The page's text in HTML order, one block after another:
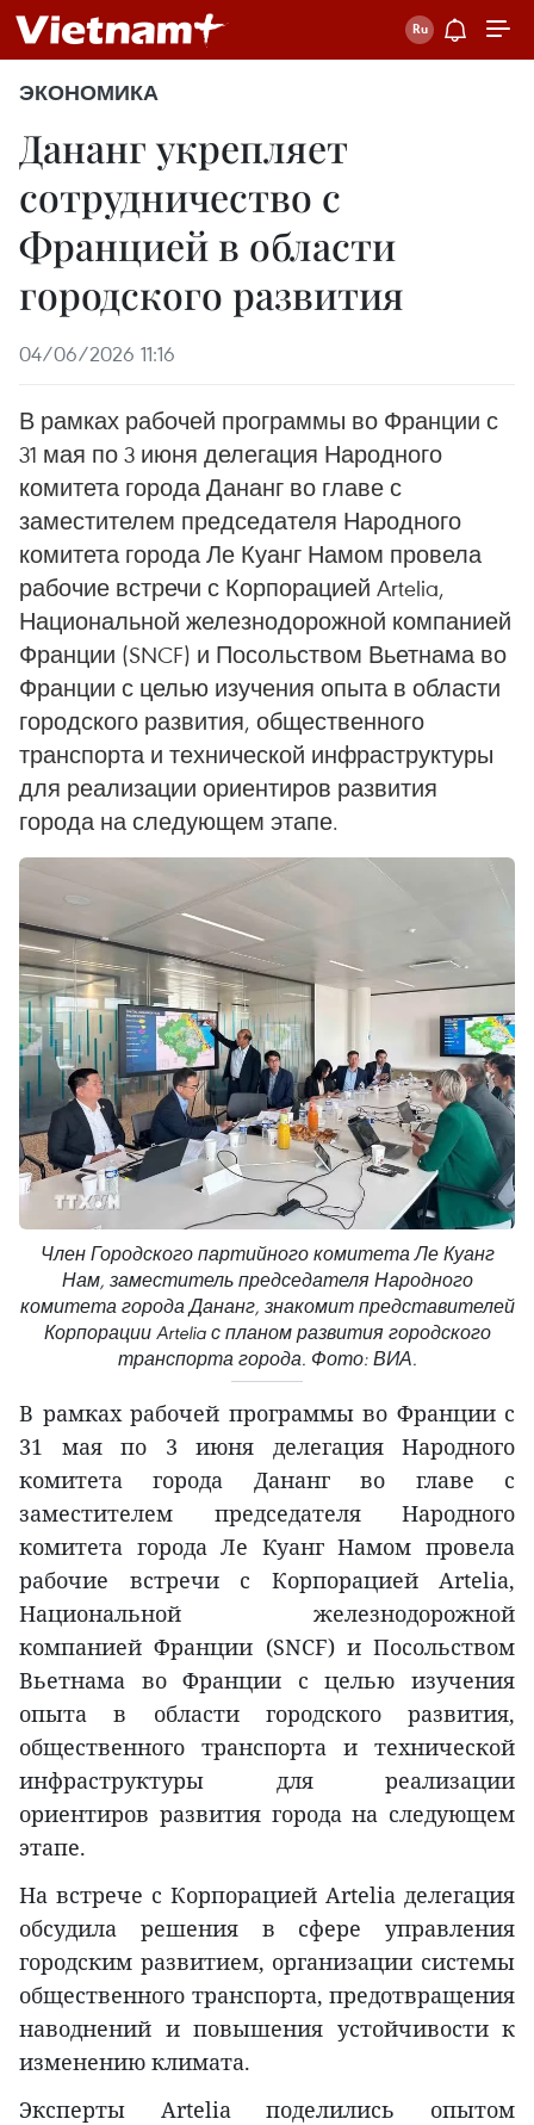
ЭКОНОМИКА
Дананг укрепляет
сотрудничество с
Францией в области
городского развития
04/06/2026 11:16
В рамках рабочей программы во Франции с
31 мая по 3 июня делегация Народного
комитета города Дананг во главе с
заместителем председателя Народного
комитета города Ле Куанг Намом провела
рабочие встречи с Корпорацией Artelia,
Национальной железнодорожной компанией
Франции (SNCF) и Посольством Вьетнама во
Франции с целью изучения опыта в области
городского развития, общественного
транспорта и технической инфраструктуры
для реализации ориентиров развития
города на следующем этапе.
Член Городского партийного комитета Ле Куанг
Нам, заместитель председателя Народного
комитета города Дананг, знакомит представителей
Корпорации Artelia с планом развития городского
транспорта города. Фото: ВИА.
В рамках рабочей программы во Франции с
31 мая по 3 июня делегация Народного
комитета города Дананг во главе с
заместителем председателя Народного
комитета города Ле Куанг Намом провела
рабочие встречи с Корпорацией Artelia,
Национальной железнодорожной
компанией Франции (SNCF) и Посольством
Вьетнама во Франции с целью изучения
опыта в области городского развития,
общественного транспорта и технической
инфраструктуры для реализации
ориентиров развития города на следующем
этапе.
На встрече с Корпорацией Artelia делегация
обсудила решения в сфере управления
городским развитием, организации системы
общественного транспорта, предотвращения
наводнений и повышения устойчивости к
изменению климата.
Эксперты Artelia поделились опытом